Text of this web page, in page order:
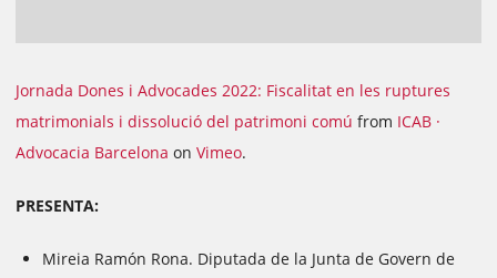
Jornada Dones i Advocades 2022: Fiscalitat en les ruptures
matrimonials i dissolució del patrimoni comú from ICAB ·
Advocacia Barcelona on Vimeo.
PRESENTA:
Mireia Ramón Rona. Diputada de la Junta de Govern de